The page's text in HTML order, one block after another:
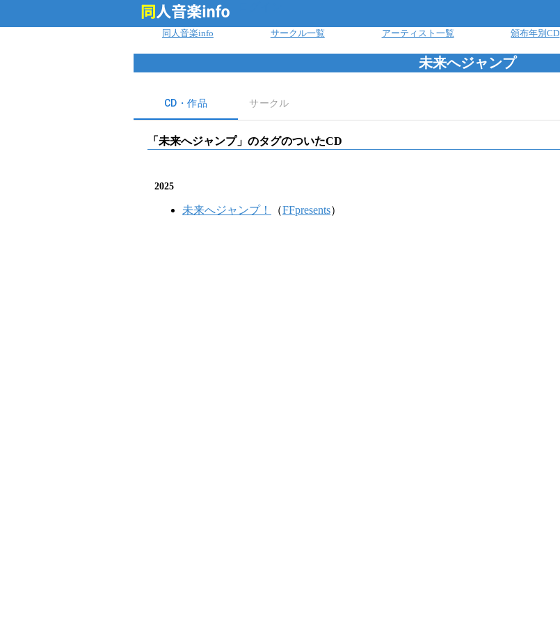
同人音楽info サークル一覧 アーティスト一覧 頒布年別CD
未来へジャンプ
CD・作品 サークル
「 未来へジャンプ」のタグのついたCD
2025
未来へジャンプ！ （FFpresents）